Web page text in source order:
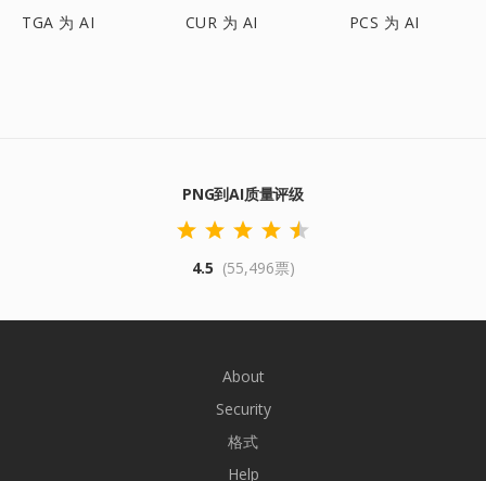
TGA 为 AI CUR 为 AI PCS 为 AI
PNG到AI质量评级
4.5 (55,496票)
About
Security
格式
Help